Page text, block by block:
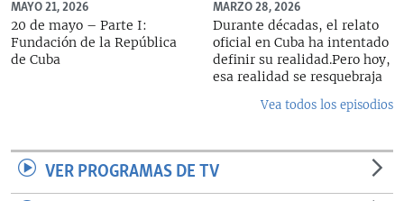
MAYO 21, 2026
20 de mayo – Parte I:
Fundación de la República
de Cuba
MARZO 28, 2026
Durante décadas, el relato
oficial en Cuba ha intentado
definir su realidad.Pero hoy,
esa realidad se resquebraja
Vea todos los episodios
VER PROGRAMAS DE TV